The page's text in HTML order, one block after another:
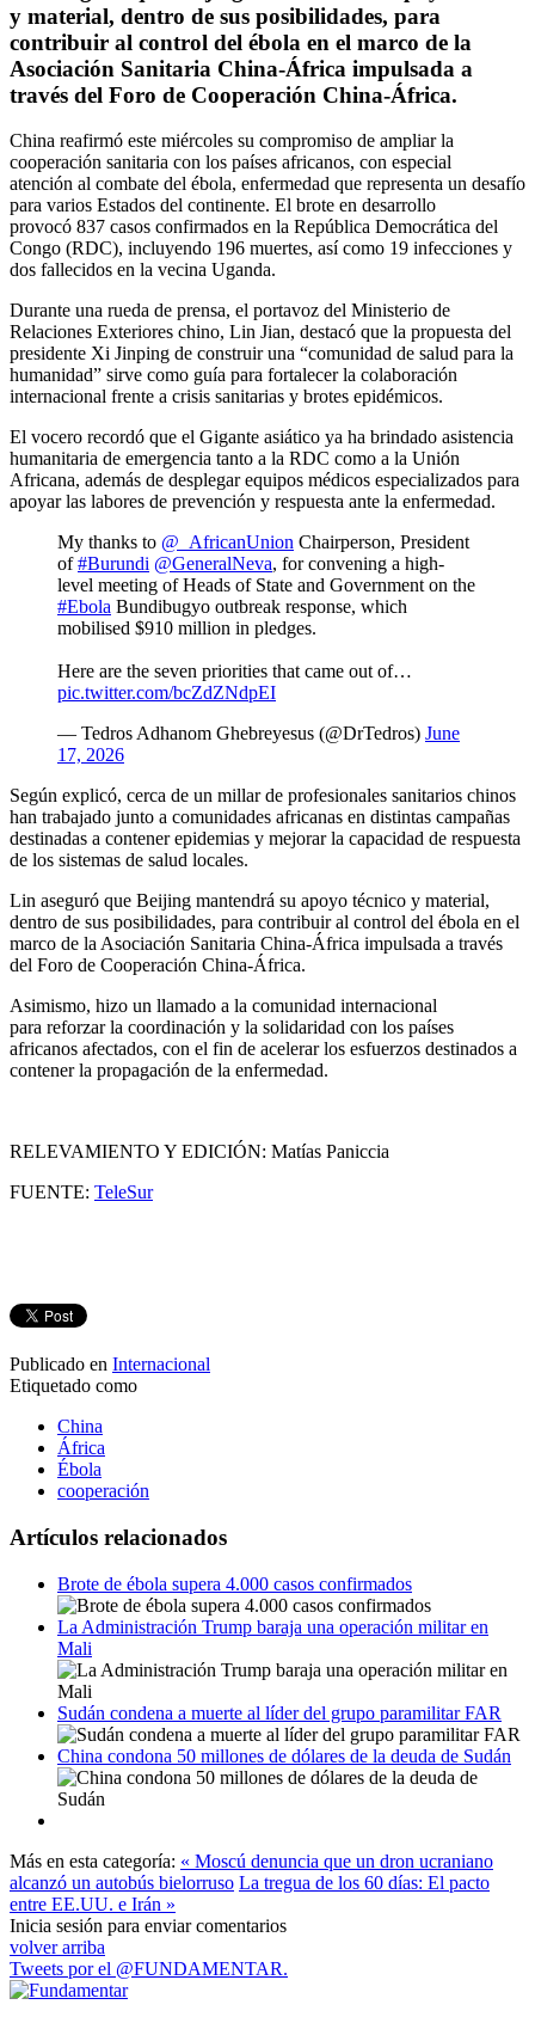
y material, dentro de sus posibilidades, para
contribuir al control del ébola en el marco de la
Asociación Sanitaria China-África impulsada a
través del Foro de Cooperación China-África.
China reafirmó este miércoles su compromiso de ampliar la
cooperación sanitaria con los países africanos, con especial
atención al combate del ébola, enfermedad que representa un desafío
para varios Estados del continente. El brote en desarrollo
provocó 837 casos confirmados en la República Democrática del
Congo (RDC), incluyendo 196 muertes, así como 19 infecciones y
dos fallecidos en la vecina Uganda.
Durante una rueda de prensa, el portavoz del Ministerio de
Relaciones Exteriores chino, Lin Jian, destacó que la propuesta del
presidente Xi Jinping de construir una “comunidad de salud para la
humanidad” sirve como guía para fortalecer la colaboración
internacional frente a crisis sanitarias y brotes epidémicos.
El vocero recordó que el Gigante asiático ya ha brindado asistencia
humanitaria de emergencia tanto a la RDC como a la Unión
Africana, además de desplegar equipos médicos especializados para
apoyar las labores de prevención y respuesta ante la enfermedad.
My thanks to @_AfricanUnion Chairperson, President
of#Burundi @GeneralNeva, for convening a high-
level meeting of Heads of State and Government on the
#Ebola Bundibugyo outbreak response, which
mobilised $910 million in pledges.
Here are the seven priorities that came out of…
pic.twitter.com/bcZdZNdpEI
— Tedros Adhanom Ghebreyesus (@DrTedros) June
17, 2026
Según explicó, cerca de un millar de profesionales sanitarios chinos
han trabajado junto a comunidades africanas en distintas campañas
destinadas a contener epidemias y mejorar la capacidad de respuesta
de los sistemas de salud locales.
Lin aseguró que Beijing mantendrá su apoyo técnico y material,
dentro de sus posibilidades, para contribuir al control del ébola en el
marco de la Asociación Sanitaria China-África impulsada a través
del Foro de Cooperación China-África.
Asimismo, hizo un llamado a la comunidad internacional
para reforzar la coordinación y la solidaridad con los países
africanos afectados, con el fin de acelerar los esfuerzos destinados a
contener la propagación de la enfermedad.
RELEVAMIENTO Y EDICIÓN: Matías Paniccia
FUENTE: TeleSur
Publicado en Internacional
Etiquetado como
China
África
Ébola
cooperación
Artículos relacionados
Brote de ébola supera 4.000 casos confirmados
La Administración Trump baraja una operación militar en
Mali
Sudán condena a muerte al líder del grupo paramilitar FAR
China condona 50 millones de dólares de la deuda de Sudán
Más en esta categoría: « Moscú denuncia que un dron ucraniano
alcanzó un autobús bielorruso La tregua de los 60 días: El pacto
entre EE.UU. e Irán »
Inicia sesión para enviar comentarios
volver arriba
Tweets por el @FUNDAMENTAR.